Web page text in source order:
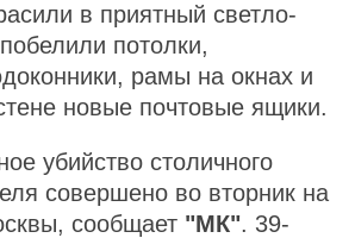
в приятный светло-
потолки,
рамы на окнах и
новые почтовые ящики.
убийство столичного
совершено во вторник на
сообщает "МК". 39-